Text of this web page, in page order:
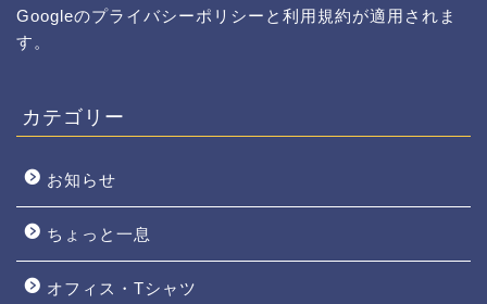
Googleのプライバシーポリシー と 利用規約が適用されま
す。
カテゴリー
お知らせ
ちょっと一息
オフィス・Tシャツ